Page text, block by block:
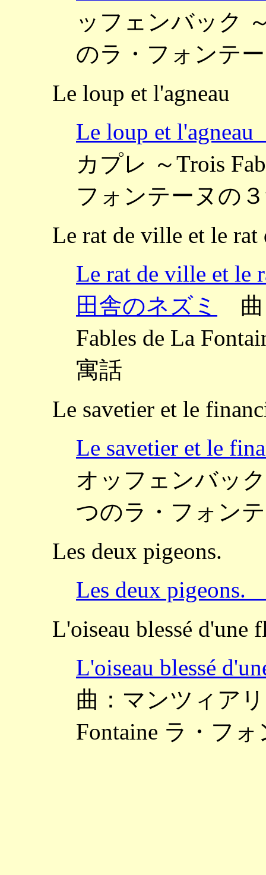
ッフェンバック
のラ・フォンテ
Le loup et l'agneau
Le loup et
カプレ ～Trois
フォンテーヌの
Le rat de ville et le rat
Le rat de ville et
田舎のネズミ
曲
Fables de La
寓話
Le savetier et le
Le savetier et le
オッフェンバック
つのラ・フォン
Les deux pigeons.
Les deux
L'oiseau blessé d'une
L'oiseau blessé
曲：マンツィアリ
Fontaine ラ・フ